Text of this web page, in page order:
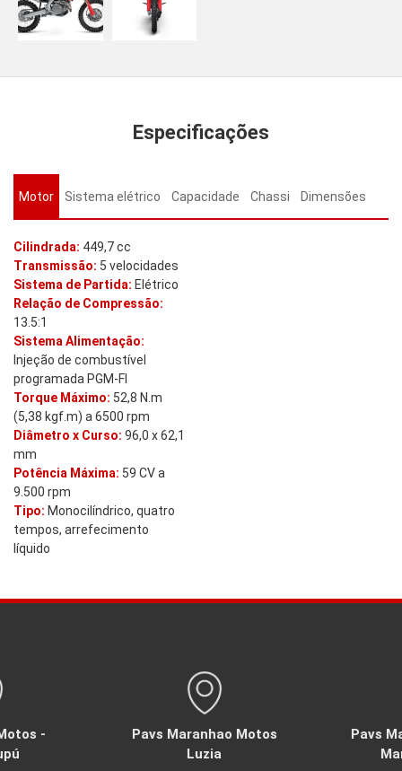
Especificações
Motor Sistema elétrico Capacidade Chassi Dimensões
Cilindrada: 449,7 cc
Transmissão: 5 velocidades
Sistema de Partida: Elétrico
Relação de Compressão:
13.5:1
Sistema Alimentação:
Injeção de combustível
programada PGM-FI
Torque Máximo: 52,8 N.m
(5,38 kgf.m) a 6500 rpm
Diâmetro x Curso: 96,0 x 62,1
mm
Potência Máxima: 59 CV a
9.500 rpm
Tipo: Monocilíndrico, quatro
tempos, arrefecimento
líquido
-
Pavs Maranhao Motos
Luzia
Pavs